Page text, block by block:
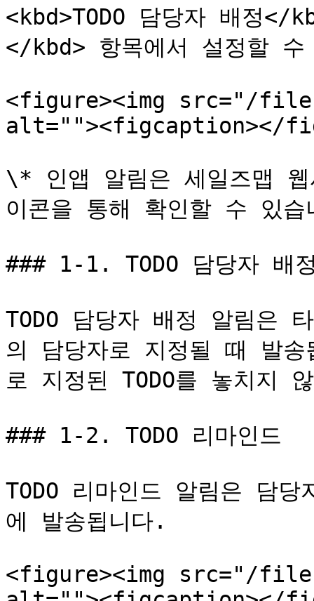
<kbd>TODO 담당자 배정</
</kbd> 항목에서 설정할 수
<figure><img src="/files/
alt=""><figcaption></
\* 인앱 알림은 세일즈맵
이콘을 통해 확인할 수 있습
### 1-1. TODO 담당자 배
TODO 담당자 배정 알림은
의 담당자로 지정될 때 발
로 지정된 TODO를 놓치지
### 1-2. TODO 리마인드
TODO 리마인드 알림은 담
에 발송됩니다.
<figure><img src="/files/